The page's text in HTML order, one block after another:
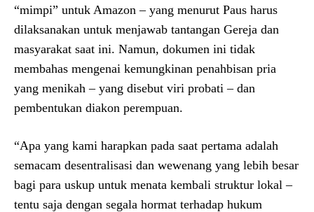
“mimpi” untuk Amazon – yang menurut Paus harus
dilaksanakan untuk menjawab tantangan Gereja dan
masyarakat saat ini. Namun, dokumen ini tidak
membahas mengenai kemungkinan penahbisan pria
yang menikah – yang disebut viri probati – dan
pembentukan diakon perempuan.
“Apa yang kami harapkan pada saat pertama adalah
semacam desentralisasi dan wewenang yang lebih besar
bagi para uskup untuk menata kembali struktur lokal –
tentu saja dengan segala hormat terhadap hukum